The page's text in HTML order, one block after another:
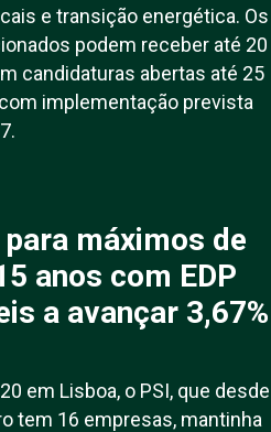
e transição energética. Os
podem receber até 20
candidaturas abertas até 25
implementação prevista
para máximos de
anos com EDP
a avançar 3,67%
em Lisboa, o PSI, que desde
tem 16 empresas, mantinha